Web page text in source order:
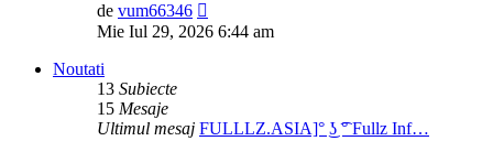
de vum66346
ultimul
Mie Iul 29, 2026 6:44 am
Noutati
13 Subiecte
15 Mesaje
Ultimul mesaj FULLLZ.ASIA]° ͜ʖ ͡° Fullz Inf…